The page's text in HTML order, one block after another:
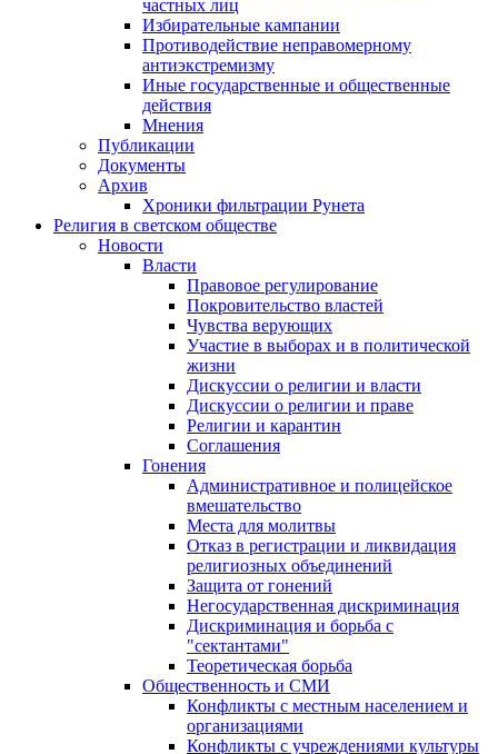
частных лиц
Избирательные кампании
Противодействие неправомерному
антиэкстремизму
Иные государственные и общественные
действия
Мнения
Публикации
Документы
Архив
Хроники фильтрации Рунета
Религия в светском обществе
Новости
Власти
Правовое регулирование
Покровительство властей
Чувства верующих
Участие в выборах и в политической
жизни
Дискуссии о религии и власти
Дискуссии о религии и праве
Религии и карантин
Соглашения
Гонения
Административное и полицейское
вмешательство
Места для молитвы
Отказ в регистрации и ликвидация
религиозных объединений
Защита от гонений
Негосударственная дискриминация
Дискриминация и борьба с
"сектантами"
Теоретическая борьба
Общественность и СМИ
Конфликты с местным населением и
организациями
Конфликты с учреждениями культуры